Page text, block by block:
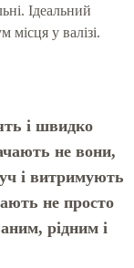
Ідеальний
у валізі.
і швидко
не вони,
і витримують
не просто
рідним і